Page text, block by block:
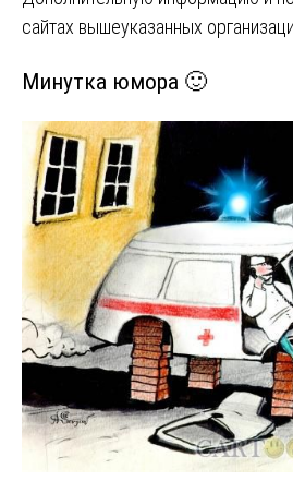
сайтах вышеуказанных
Минутка юмора 🙂